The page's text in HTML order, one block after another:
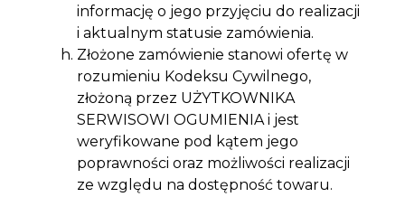
informację o jego przyjęciu do realizacji
i aktualnym statusie zamówienia.
Złożone zamówienie stanowi ofertę w
rozumieniu Kodeksu Cywilnego,
złożoną przez UŻYTKOWNIKA
SERWISOWI OGUMIENIA i jest
weryfikowane pod kątem jego
poprawności oraz możliwości realizacji
ze względu na dostępność towaru.